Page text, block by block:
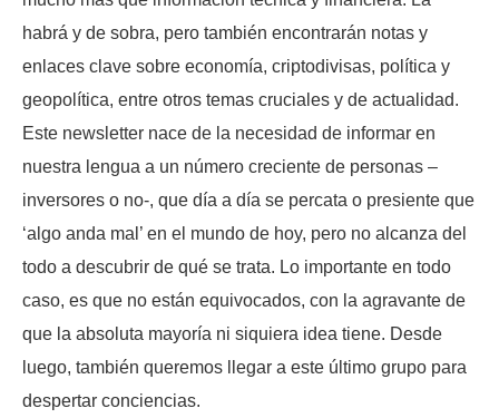
habrá y de sobra, pero también encontrarán notas y
enlaces clave sobre economía, criptodivisas, política y
geopolítica, entre otros temas cruciales y de actualidad.
Este newsletter nace de la necesidad de informar en
nuestra lengua a un número creciente de personas –
inversores o no-, que día a día se percata o presiente que
‘algo anda mal’ en el mundo de hoy, pero no alcanza del
todo a descubrir de qué se trata. Lo importante en todo
caso, es que no están equivocados, con la agravante de
que la absoluta mayoría ni siquiera idea tiene. Desde
luego, también queremos llegar a este último grupo para
despertar conciencias.